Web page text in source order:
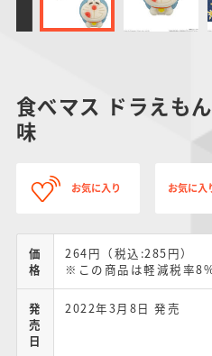
食べマス ドラえも
味
お気に入り お気に入
価
格
264円（税込:285円）
※この商品は軽減税率
発
売
日
2022年3月8日 発売